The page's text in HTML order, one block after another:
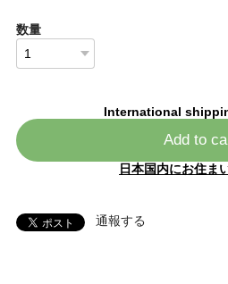
数量
International
Add to
日本国内にお住ま
通報する